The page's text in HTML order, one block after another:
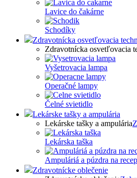
Lavice do čakárne
Schodíky
Zdravotnícka osvetľovacia
Zdravotnícka osvetľovacia
Vyšetrovacia lampa
Operačné lampy
Čelné svietidlo
Lekárske tašky a ampulária
Lekárske tašky a ampulária
Lekárska taška
Ampuláriá a púzdra na
Zdravotnícke oblečenie